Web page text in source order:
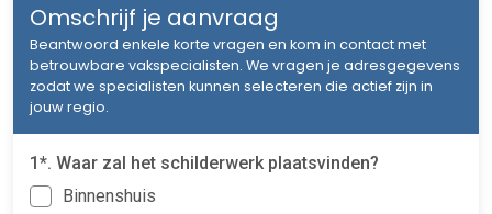
Omschrijf je aanvraag
Beantwoord enkele korte vragen en kom in contact met
betrouwbare vakspecialisten. We vragen je adresgegevens
zodat we specialisten kunnen selecteren die actief zijn in
jouw regio.
1*. Waar zal het schilderwerk plaatsvinden?
Binnenshuis